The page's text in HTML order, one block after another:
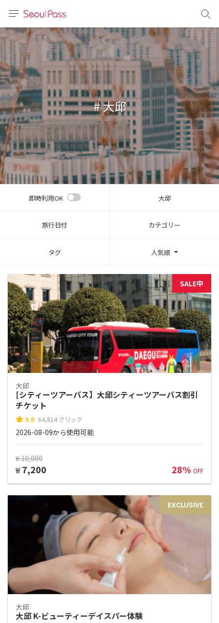
体)
文 (台灣)
# 大邱
即時利用OK 大邱
旅行日付 カテゴリー
タグ 人気順
SALE中
大邱
[シティーツアーバス】大邱シティーツアーバス割引
チケット
5.0 64,814 クリック
2026-08-09から使用可能
₩ 10,000
₩ 7,200 28% OFF
EXCLUSIVE
大邱
大邱 K-ビューティーデイスパー体験